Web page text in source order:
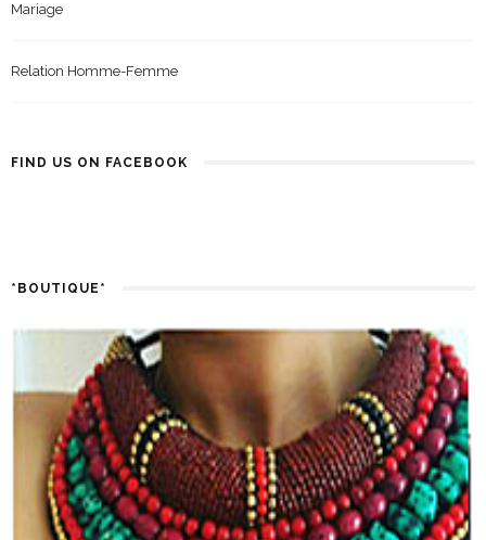
Mariage
Relation Homme-Femme
FIND US ON FACEBOOK
*BOUTIQUE*